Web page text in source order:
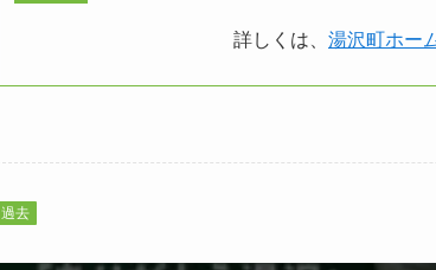
詳しくは、 湯沢町ホー
過去